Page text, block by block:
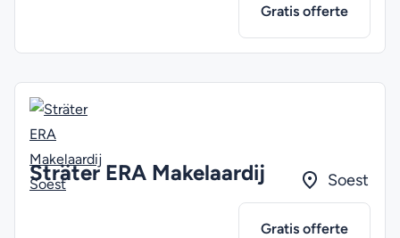
Gratis offerte
Sträter ERA Makelaardij Soest
Gratis offerte